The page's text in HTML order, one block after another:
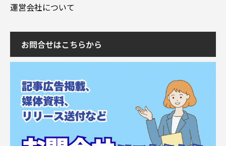
運営会社について
お問合せはこちらから